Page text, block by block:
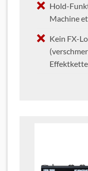
Hold-
Machine
Kein FX-